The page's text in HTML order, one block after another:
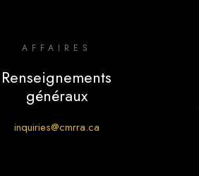
AFFAIRES
Renseignements
généraux
inquiries@cmrra.ca